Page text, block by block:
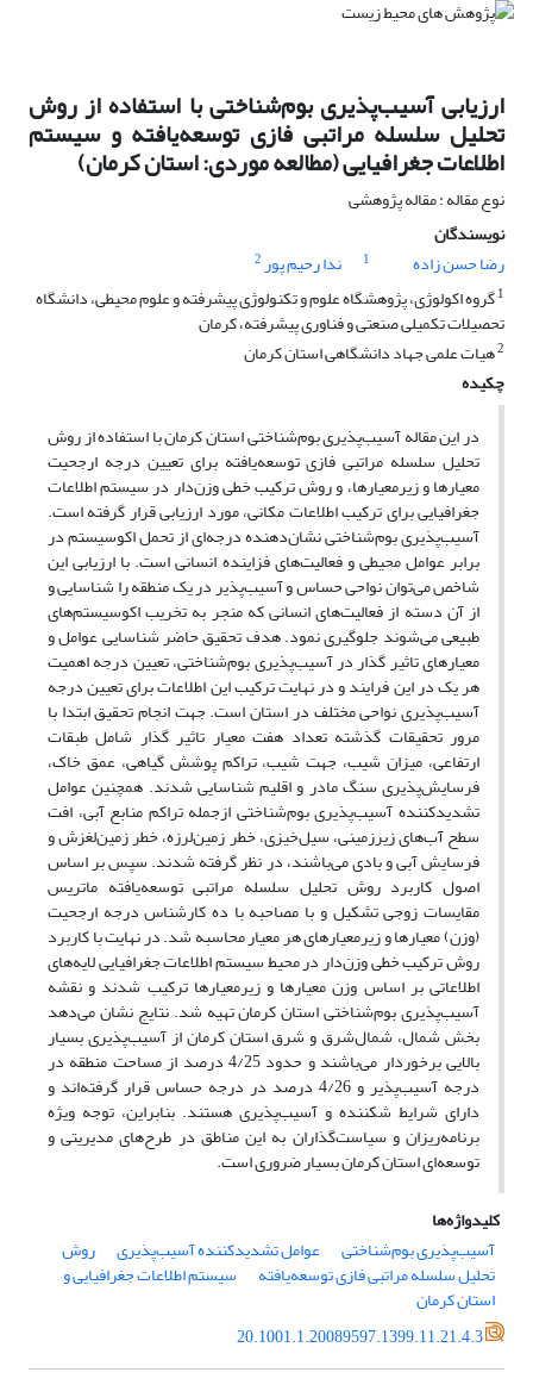
ارزیابی آسیب‌پذیری بوم‌شناختی با استفاده از روش
تحلیل سلسله مراتبی فازی توسعه‌یافته و سیستم
اطلاعات جغرافیایی (مطالعه موردی: استان کرمان)
نوع مقاله : مقاله پژوهشی
نویسندگان
رضا حسن زاده
1 ندا رحیم پور2
1گروه اکولوژی، پژوهشگاه علوم و تکنولوژی پیشرفته و علوم محیطی، دانشگاه
تحصیلات تکمیلی صنعتی و فناوری پیشرفته، کرمان
2هیات علمی جهاد دانشگاهی استان کرمان
چکیده
در این مقاله آسیب‌پذیری بوم‌شناختی استان کرمان با استفاده از روش
تحلیل سلسله مراتبی فازی توسعه‌یافته برای تعیین درجه ارجحیت
معیارها و زیرمعیارها، و روش ترکیب خطی وزن‌دار در سیستم اطلاعات
جغرافیایی برای ترکیب اطلاعات مکانی، مورد ارزیابی قرار گرفته است.
آسیب‌پذیری بوم‌شناختی نشان‌دهنده درجه‌ای از تحمل اکوسیستم در
برابر عوامل محیطی و فعالیت‌های فزاینده انسانی است. با ارزیابی این
شاخص می‌توان نواحی حساس و آسیب‌پذیر در یک منطقه را شناسایی و
از آن دسته از فعالیت‌های انسانی که منجر به تخریب اکوسیستم‌های
طبیعی می‌شوند جلوگیری نمود. هدف تحقیق حاضر شناسایی عوامل و
معیارهای تاثیر گذار در آسیب‌پذیری بوم‌شناختی، تعیین درجه اهمیت
هر یک در این فرایند و در نهایت ترکیب این اطلاعات برای تعیین درجه
آسیب‌پذیری نواحی مختلف در استان است. جهت انجام تحقیق ابتدا با
مرور تحقیقات گذشته تعداد هفت معیار تاثیر گذار شامل طبقات
ارتفاعی، میزان شیب، جهت شیب، تراکم پوشش گیاهی، عمق خاک،
فرسایش‌پذیری سنگ مادر و اقلیم شناسایی شدند. همچنین عوامل
تشدیدکننده آسیب‌پذیری بوم‌شناختی ازجمله تراکم منابع آبی، افت
سطح آب‌های زیرزمینی، سیل‌خیزی، خطر زمین‌لرزه، خطر زمین‌لغزش و
فرسایش آبی و بادی می‌باشند، در نظر گرفته شدند. سپس بر اساس
اصول کاربرد روش تحلیل سلسله مراتبی توسعه‌یافته ماتریس
مقایسات زوجی تشکیل و با مصاحبه با ده کارشناس درجه ارجحیت
(وزن) معیارها و زیرمعیارهای هر معیار محاسبه شد. در نهایت با کاربرد
روش ترکیب خطی وزن‌دار در محیط سیستم اطلاعات جغرافیایی لایه‌های
اطلاعاتی بر اساس وزن معیارها و زیرمعیارها ترکیب شدند و نقشه
آسیب‌پذیری بوم‌شناختی استان کرمان تهیه شد. نتایج نشان می‌دهد
بخش شمال، شمال‌شرق و شرق استان کرمان از آسیب‌پذیری بسیار
بالایی برخوردار می‌باشند و حدود 4/25 درصد از مساحت منطقه در
درجه آسیب‌پذیر و 4/26 درصد در درجه حساس قرار گرفته‌اند و
دارای شرایط شکننده و آسیب‌پذیری هستند. بنابراین، توجه ویژه
برنامه‌ریزان و سیاست‌گذاران به این مناطق در طرح‌های مدیریتی و
توسعه‌ای استان کرمان بسیار ضروری است.
کلیدواژه‌ها
آسیب‌پذیری بوم‌شناختی
عوامل تشدیدکننده آسیب‌پذیری روش
تحلیل سلسله مراتبی فازی توسعه‌یافته سیستم اطلاعات جغرافیایی و
استان کرمان
20.1001.1.20089597.1399.11.21.4.3